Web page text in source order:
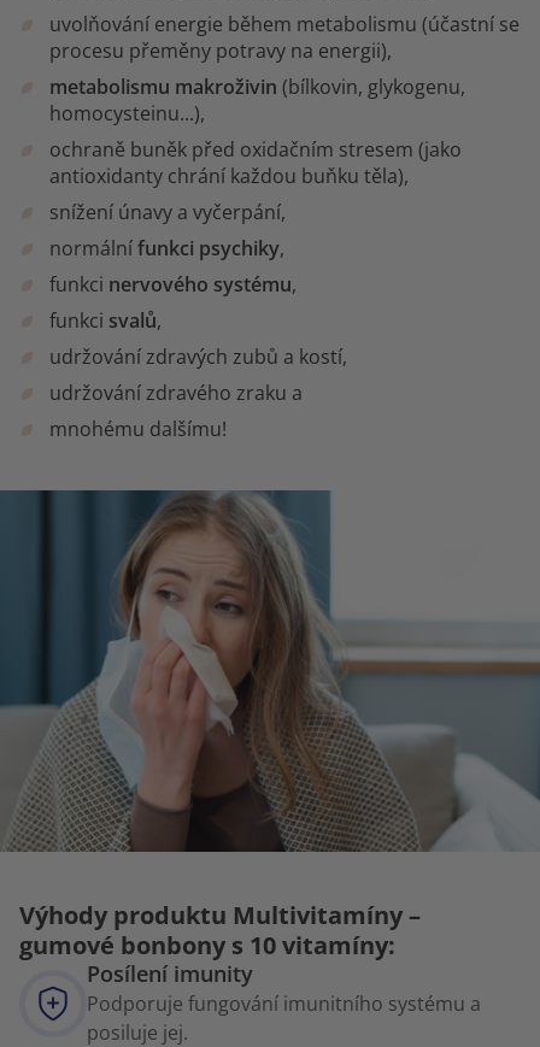
uvolňování energie během metabolismu (účastní se
procesu přeměny potravy na energii),
metabolismu makroživin (bílkovin, glykogenu,
homocysteinu...),
ochraně buněk před oxidačním stresem (jako
antioxidanty chrání každou buňku těla),
snížení únavy a vyčerpání,
normálnífunkci psychiky,
funkci nervového systému,
funkci svalů,
udržování zdravých zubů a kostí,
udržování zdravého zraku a
mnohému dalšímu!
Výhody produktu Multivitamíny –
gumové bonbony s 10 vitamíny:
Posílení imunity
Podporuje fungování imunitního systému a
posiluje jej.